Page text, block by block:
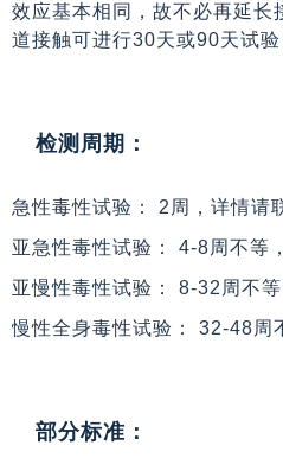
效应基本相同，故不必再延长
道接触可进行30天或90天试
检测周期：
急性毒性试验： 2周，详情请
亚急性毒性试验： 4-8周不等
亚慢性毒性试验： 8-32周不
慢性全身毒性试验： 32-48周
部分标准：